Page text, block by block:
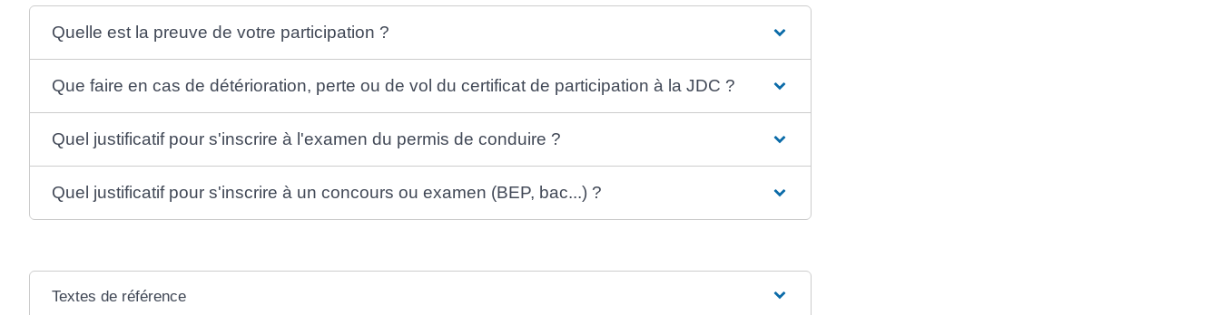
Quelle est la preuve de votre participation ?
Que faire en cas de détérioration, perte ou de vol du certificat de participation à la JDC ?
Quel justificatif pour s'inscrire à l'examen du permis de conduire ?
Quel justificatif pour s'inscrire à un concours ou examen (BEP, bac...) ?
Textes de référence